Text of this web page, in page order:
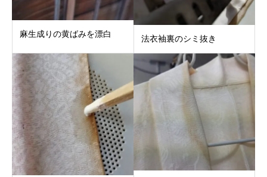
麻生成りの黄ばみを漂白 法衣袖裏のシミ抜き